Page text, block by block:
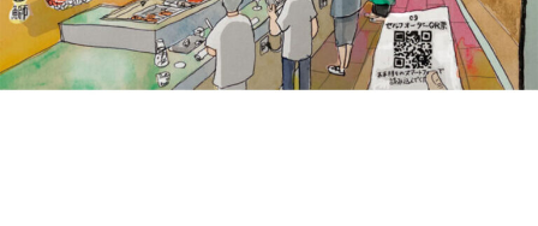
女神まり愛のタロットメッセージ
算命学がわかる今月のあなた
LEARN